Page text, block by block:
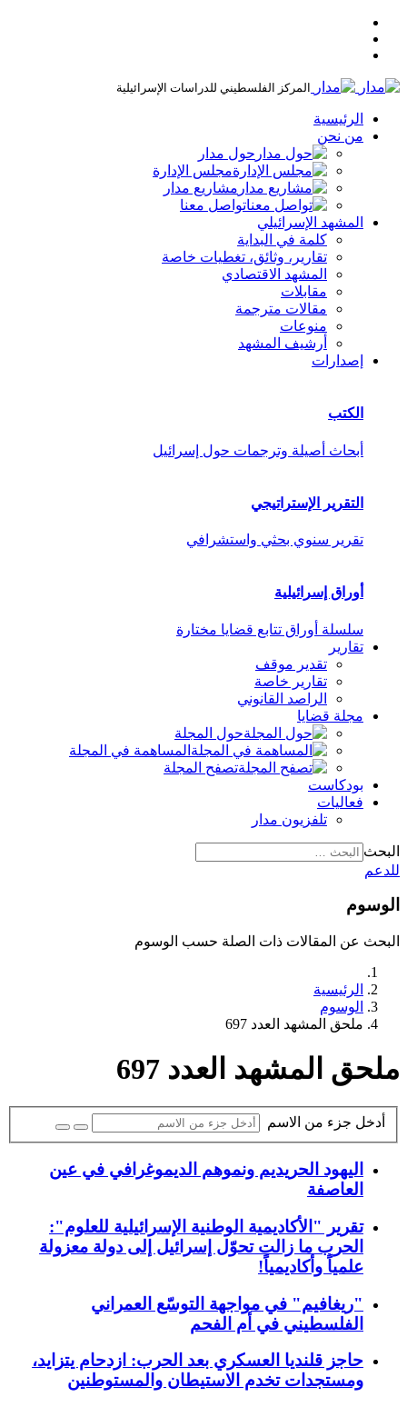
المركز الفلسطيني للدراسات الإسرائيلية
الرئيسية
من نحن
حول مدار
مجلس الإدارة
مشاريع مدار
تواصل معنا
المشهد الإسرائيلي
كلمة في البداية
تقارير، وثائق، تغطيات خاصة
المشهد الاقتصادي
مقابلات
مقالات مترجمة
منوعات
أرشيف المشهد
إصدارات
الكتب
أبحاث أصيلة وترجمات حول إسرائيل
التقرير الإستراتيجي
تقرير سنوي بحثي واستشرافي
أوراق إسرائيلية
سلسلة أوراق تتابع قضايا مختارة
تقارير
تقدير موقف
تقارير خاصة
الراصد القانوني
مجلة قضايا
حول المجلة
المساهمة في المجلة
تصفح المجلة
بودكاست
فعاليات
تلفزيون مدار
البحث
للدعم
الوسوم
البحث عن المقالات ذات الصلة حسب الوسوم
الرئيسية
الوسوم
ملحق المشهد العدد 697
ملحق المشهد العدد 697
أدخل جزء من الاسم
اليهود الحريديم ونموهم الديموغرافي في عين
العاصفة
تقرير "الأكاديمية الوطنية الإسرائيلية للعلوم":
الحرب ما زالت تحوّل إسرائيل إلى دولة معزولة
علمياً وأكاديمياً!
"ريغافيم" في مواجهة التوسّع العمراني
الفلسطيني في أم الفحم
حاجز قلنديا العسكري بعد الحرب: ازدحام يتزايد،
ومستجدات تخدم الاستيطان والمستوطنين